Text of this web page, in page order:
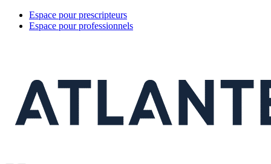
Espace pour prescripteurs
Espace pour professionnels